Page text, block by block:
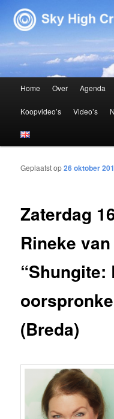
Sky High
Spring naar de primaire
Spring naar de
Home Over Agenda
Koopvideo’s Video’s
Bericht navigatie
Zaterdag
Rineke
“Shungite:
(Breda)
Geplaatst op26 oktober